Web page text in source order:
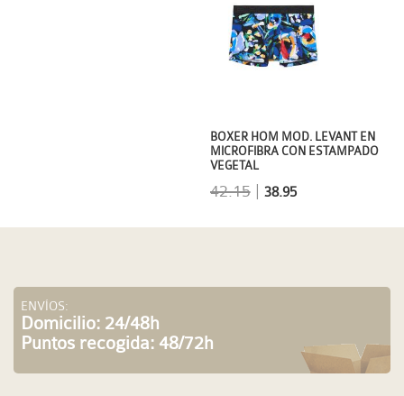
BOXER HOM MOD. LEVANT EN
MICROFIBRA CON ESTAMPADO
VEGETAL
42.15| 38.95
ENVÍOS:
Domicilio: 24/48h
Puntos recogida: 48/72h